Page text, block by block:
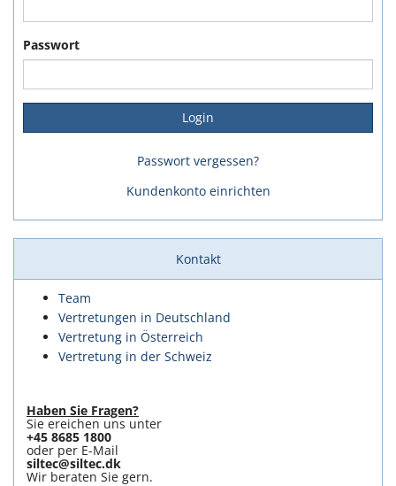
Passwort
Passwort vergessen?
Kundenkonto einrichten
Kontakt
Team
Vertretungen in Deutschland
Vertretung in Österreich
Vertretung in der Schweiz
Haben Sie Fragen?
Sie ereichen uns unter
+45 8685 1800
oder per E-Mail
siltec@siltec.dk
Wir beraten Sie gern.